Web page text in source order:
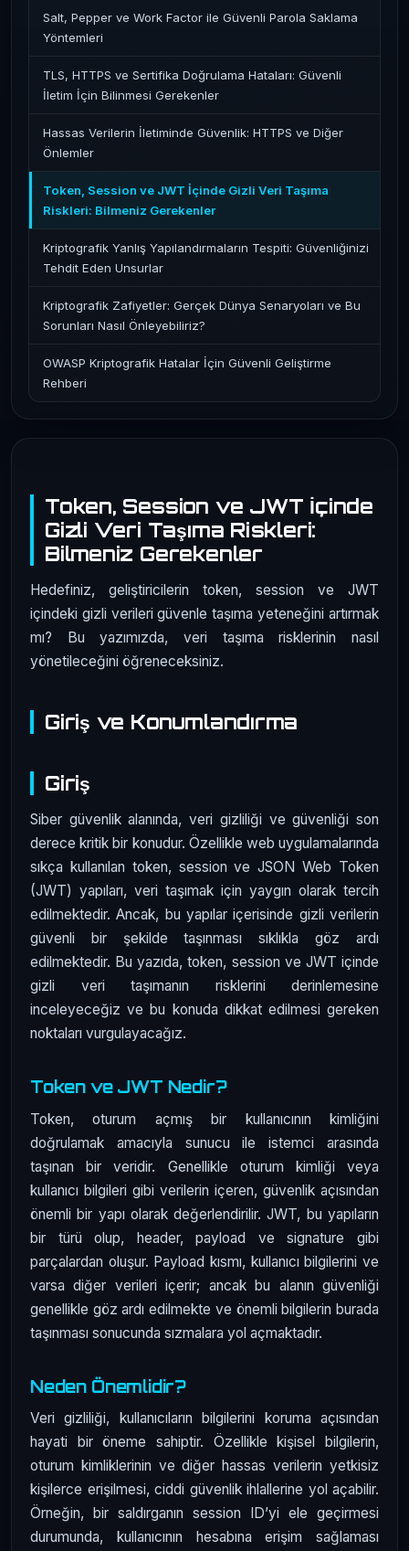
Token, Session ve JWT İçinde
Gizli Veri Taşıma Riskleri:
Bilmeniz Gerekenler
Hedefiniz, geliştiricilerin token, session ve JWT
içindeki gizli verileri güvenle taşıma yeteneğini artırmak
mı? Bu yazımızda, veri taşıma risklerinin nasıl
yönetileceğini öğreneceksiniz.
Giriş ve Konumlandırma
Giriş
Siber güvenlik alanında, veri gizliliği ve güvenliği son
derece kritik bir konudur. Özellikle web uygulamalarında
sıkça kullanılan token, session ve JSON Web Token
(JWT) yapıları, veri taşımak için yaygın olarak tercih
edilmektedir. Ancak, bu yapılar içerisinde gizli verilerin
güvenli bir şekilde taşınması sıklıkla göz ardı
edilmektedir. Bu yazıda, token, session ve JWT içinde
gizli veri taşımanın risklerini derinlemesine
inceleyeceğiz ve bu konuda dikkat edilmesi gereken
noktaları vurgulayacağız.
Token ve JWT Nedir?
Token, oturum açmış bir kullanıcının kimliğini
doğrulamak amacıyla sunucu ile istemci arasında
taşınan bir veridir. Genellikle oturum kimliği veya
kullanıcı bilgileri gibi verilerin içeren, güvenlik açısından
önemli bir yapı olarak değerlendirilir. JWT, bu yapıların
bir türü olup, header, payload ve signature gibi
parçalardan oluşur. Payload kısmı, kullanıcı bilgilerini ve
varsa diğer verileri içerir; ancak bu alanın güvenliği
genellikle göz ardı edilmekte ve önemli bilgilerin burada
taşınması sonucunda sızmalara yol açmaktadır.
Neden Önemlidir?
Veri gizliliği, kullanıcıların bilgilerini koruma açısından
hayati bir öneme sahiptir. Özellikle kişisel bilgilerin,
oturum kimliklerinin ve diğer hassas verilerin yetkisiz
kişilerce erişilmesi, ciddi güvenlik ihlallerine yol açabilir.
Örneğin, bir saldırganın session ID’yi ele geçirmesi
durumunda, kullanıcının hesabına erişim sağlaması
Salt, Pepper ve Work Factor ile Güvenli Parola Saklama
Yöntemleri
TLS, HTTPS ve Sertifika Doğrulama Hataları: Güvenli
İletim İçin Bilinmesi Gerekenler
Hassas Verilerin İletiminde Güvenlik: HTTPS ve Diğer
Önlemler
Token, Session ve JWT İçinde Gizli Veri Taşıma
Riskleri: Bilmeniz Gerekenler
Kriptografik Yanlış Yapılandırmaların Tespiti: Güvenliğinizi
Tehdit Eden Unsurlar
Kriptografik Zafiyetler: Gerçek Dünya Senaryoları ve Bu
Sorunları Nasıl Önleyebiliriz?
OWASP Kriptografik Hatalar İçin Güvenli Geliştirme
Rehberi